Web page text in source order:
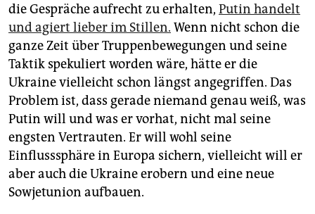
die Gespräche aufrecht zu erhalten, Putin handelt
und agiert lieber im Stillen. Wenn nicht schon die
ganze Zeit über Truppenbewegungen und seine
Taktik spekuliert worden wäre, hätte er die
Ukraine vielleicht schon längst angegriffen. Das
Problem ist, dass gerade niemand genau weiß, was
Putin will und was er vorhat, nicht mal seine
engsten Vertrauten. Er will wohl seine
Einflusssphäre in Europa sichern, vielleicht will er
aber auch die Ukraine erobern und eine neue
Sowjetunion aufbauen.